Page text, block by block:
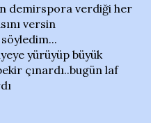
demirspora verdiği her
versin
yürüyüp büyük
çınardı..bugün laf